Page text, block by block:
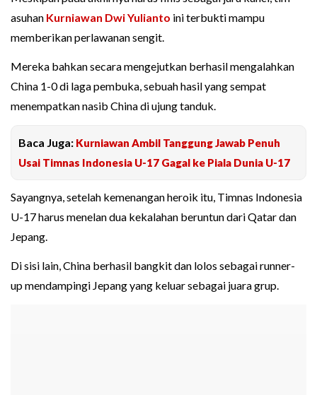
asuhan Kurniawan Dwi Yulianto ini terbukti mampu
memberikan perlawanan sengit.
Mereka bahkan secara mengejutkan berhasil mengalahkan
China 1-0 di laga pembuka, sebuah hasil yang sempat
menempatkan nasib China di ujung tanduk.
Baca Juga: Kurniawan Ambil Tanggung Jawab Penuh
Usai Timnas Indonesia U-17 Gagal ke Piala Dunia U-17
Sayangnya, setelah kemenangan heroik itu, Timnas Indonesia
U-17 harus menelan dua kekalahan beruntun dari Qatar dan
Jepang.
Di sisi lain, China berhasil bangkit dan lolos sebagai runner-
up mendampingi Jepang yang keluar sebagai juara grup.